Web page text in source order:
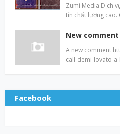
Zumi Media Dịch
tín chất lượng cao.
New
A new comment
call-demi-lovato-
Facebook